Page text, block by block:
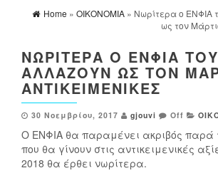
Home » ΟΙΚΟΝΟΜΙΑ » Νωρίτερα ο ΕΝΦΙΑ
ως τον
ΝΩΡΊΤΕΡΑ Ο ΕΝΦΙΑ
ΑΛΛΆΖΟΥΝ ΩΣ ΤΟΝ
ΑΝΤΙΚΕΙΜΕΝΙΚΈΣ
30 Νοεμβρίου, 2017 gjouvi Off
Ο ΕΝΦΙΑ θα παραμένει ακριβός παρά
που θα γίνουν στις αντικειμενικές
2018 θα έρθει νωρίτερα.